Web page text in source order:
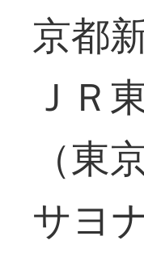
京都
ＪＲ
（
サヨ